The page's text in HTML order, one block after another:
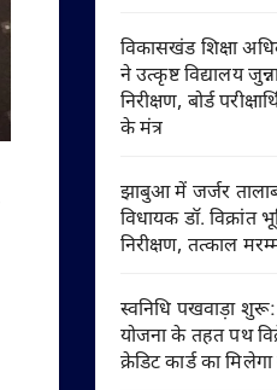
विकासखंड शिक्षा
ने उत्कृष्ट विद्यालय
निरीक्षण, बोर्ड
के मंत्र
झाबुआ में जर्जर
विधायक डॉ. विक्रांत
निरीक्षण, तत्काल
स्वनिधि पखवाड़ा शुरू:
योजना के तहत पथ
क्रेडिट कार्ड का